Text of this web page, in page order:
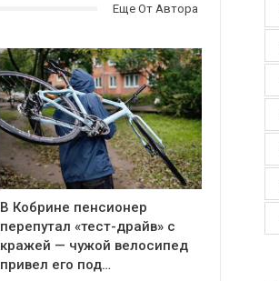
Еще От Автора
В Кобрине пенсионер
перепутал «тест-драйв» с
кражей — чужой велосипед
привел его под…